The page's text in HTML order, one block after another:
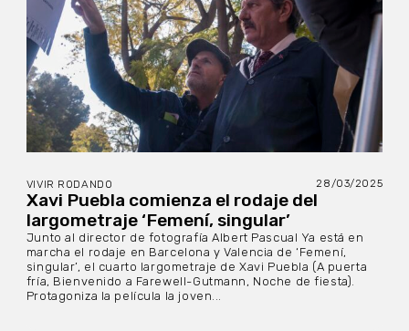
VIVIR RODANDO 28/03/2025
Xavi Puebla comienza el rodaje del
largometraje ‘Femení, singular’
Junto al director de fotografía Albert Pascual Ya está en
marcha el rodaje en Barcelona y Valencia de ‘Femení,
singular’, el cuarto largometraje de Xavi Puebla (A puerta
fría, Bienvenido a Farewell-Gutmann, Noche de fiesta).
Protagoniza la película la joven...